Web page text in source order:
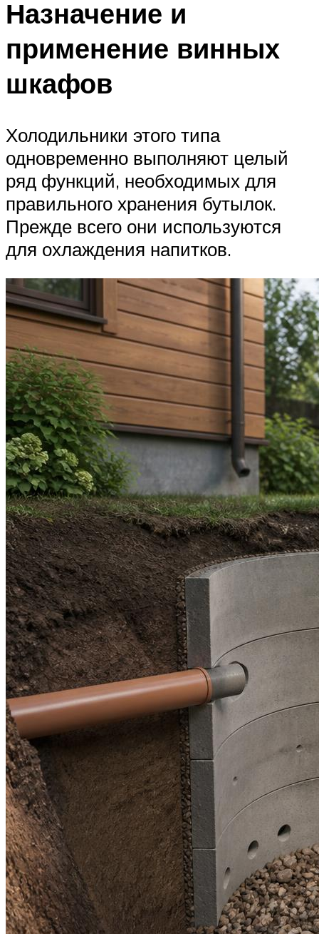
Назначение и
применение винных
шкафов
Холодильники этого типа
одновременно выполняют целый
ряд функций, необходимых для
правильного хранения бутылок.
Прежде всего они используются
для охлаждения напитков.